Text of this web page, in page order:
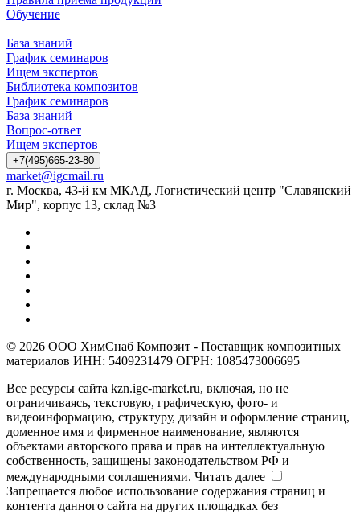
Обучение
База знаний
График семинаров
Ищем экспертов
Библиотека композитов
График семинаров
База знаний
Вопрос-ответ
Ищем экспертов
+7(495)665-23-80
market@igcmail.ru
г. Москва, 43-й км МКАД, Логистический центр "Славянский
Мир", корпус 13, склад №3
© 2026 ООО ХимСнаб Композит - Поставщик композитных
материалов ИНН: 5409231479 ОГРН: 1085473006695
Все ресурсы сайта kzn.igc-market.ru, включая, но не
ограничиваясь, текстовую, графическую, фото- и
видеоинформацию, структуру, дизайн и оформление страниц,
доменное имя и фирменное наименование, являются
объектами авторского права и прав на интеллектуальную
собственность, защищены законодательством РФ и
международными соглашениями. Читать далее
Запрещается любое использование содержания страниц и
контента данного сайта на других площадках без